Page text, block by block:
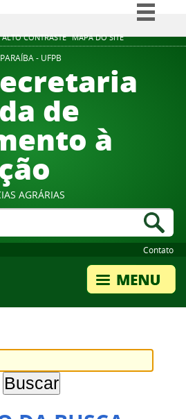
ALTO CONTRASTE MAPA DO SITE
Simplifique!
Participe
Acesso à informação
Legislação
Canais
- UFPB
de
à
AGRÁRIAS
Contato